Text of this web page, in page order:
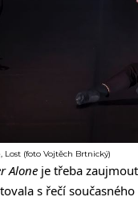
Lost (foto Vojtěch Brtnický)
Alone je třeba
s řečí